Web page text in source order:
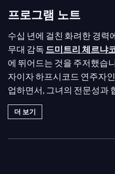
프로그램 노트
수십 년에 걸친 화려한 경력
무대 감독 드미트리 체르냐
에 뛰어드는 것을 주저했습
자이자 하프시코드 연주자인
업하면서, 그녀의 전문성과
운 레퍼토리를 맡을 준비가
들이 어떻게 함께 작업하여
더 보기